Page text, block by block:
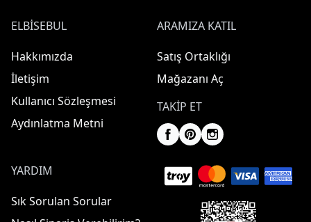
ELBISEBUL
Hakkımızda
İletişim
Kullanıcı Sözleşmesi
Aydınlatma Metni
ARAMIZA KATIL
Satış Ortaklığı
Mağazanı Aç
TAKIP ET
YARDIM
Sık Sorulan Sorular